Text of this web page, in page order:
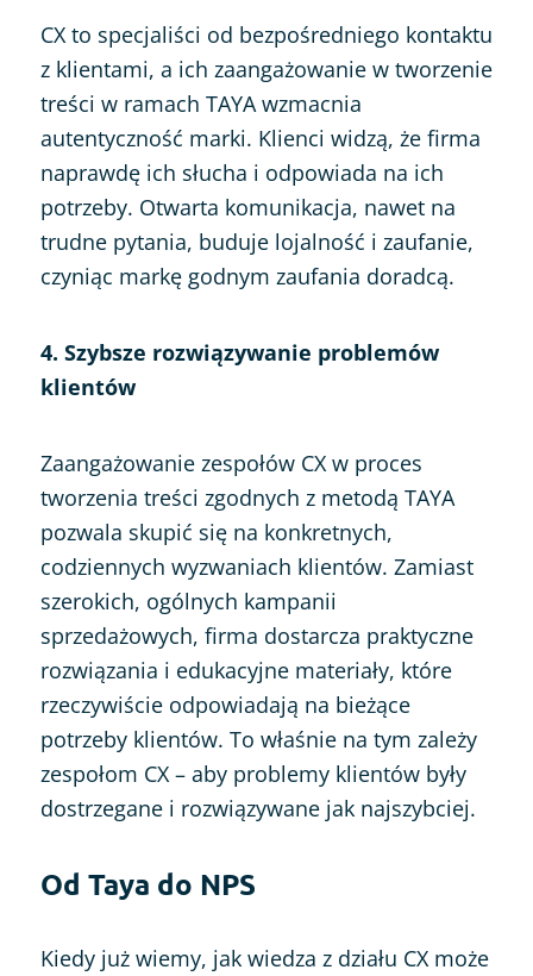
CX to specjaliści od bezpośredniego kontaktu
z klientami, a ich zaangażowanie w tworzenie
treści w ramach TAYA wzmacnia
autentyczność marki. Klienci widzą, że firma
naprawdę ich słucha i odpowiada na ich
potrzeby. Otwarta komunikacja, nawet na
trudne pytania, buduje lojalność i zaufanie,
czyniąc markę godnym zaufania doradcą.
4. Szybsze rozwiązywanie problemów
klientów
Zaangażowanie zespołów CX w proces
tworzenia treści zgodnych z metodą TAYA
pozwala skupić się na konkretnych,
codziennych wyzwaniach klientów. Zamiast
szerokich, ogólnych kampanii
sprzedażowych, firma dostarcza praktyczne
rozwiązania i edukacyjne materiały, które
rzeczywiście odpowiadają na bieżące
potrzeby klientów. To właśnie na tym zależy
zespołom CX – aby problemy klientów były
dostrzegane i rozwiązywane jak najszybciej.
Od Taya do NPS
Kiedy już wiemy, jak wiedza z działu CX może